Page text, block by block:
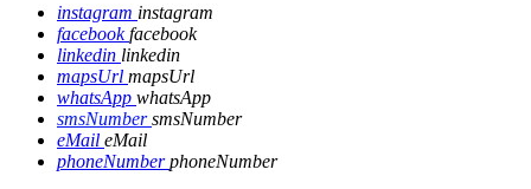
instagram instagram
facebookfacebook
linkedin linkedin
mapsUrl mapsUrl
whatsApp whatsApp
smsNumbersmsNumber
eMail eMail
phoneNumberphoneNumber